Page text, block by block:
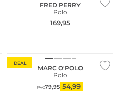
FRED PERRY
Polo
169,95
DEAL
MARC O'POLO
Polo
PVC79,95 54,99